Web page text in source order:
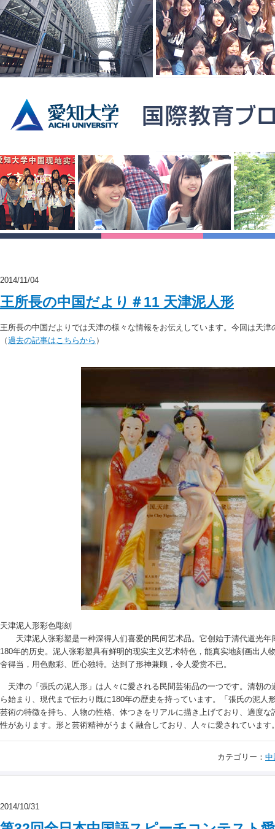
2014/11/04
王所長の中国だより＃11 天津泥人形
王所長の中国だよりでは天津の様々な情報をお伝えしています。今回は天
（過去の記事はこちらから ）
天津泥人形彩色彫刻
天津泥人张彩塑是一种深得人们喜爱的民间艺术品。它创始于清代道光年
180年的历史。泥人张彩塑具有鲜明的现实主义艺术特色，能真实地刻画出人
舍得当，用色敷彩、匠心独特。达到了形神兼顾，令人爱赏不已。
天津の「張氏の泥人形」は人々に愛される民間芸術品の一つです。清朝の
ら始まり、現代まで伝わり既に180年の歴史を持っています。「張氏の泥人
芸術の特徴を持ち、人物の性格、体つきをリアルに描き上げており、適度
性があります。形と芸術精神がうまく融合しており、人々に愛されています
カテゴリー： 中
2014/10/31